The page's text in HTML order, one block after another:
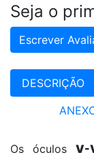
Seja o
Escrever
DESCRIÇÃO
Os óculos V-